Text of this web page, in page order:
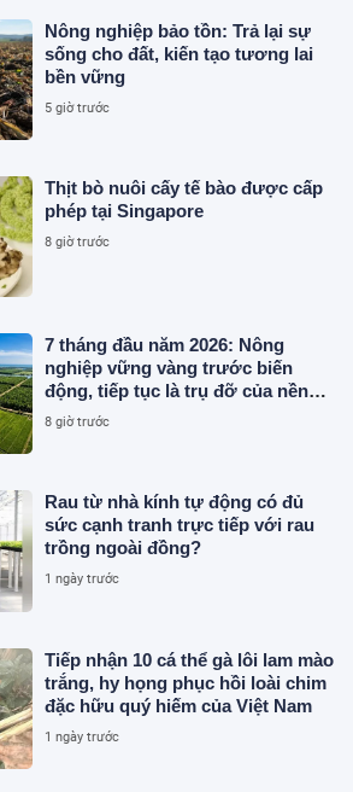
Nông nghiệp bảo tồn: Trả lại sự
sống cho đất, kiến tạo tương lai
bền vững
5 giờ trước
Thịt bò nuôi cấy tế bào được cấp
phép tại Singapore
8 giờ trước
7 tháng đầu năm 2026: Nông
nghiệp vững vàng trước biến
động, tiếp tục là trụ đỡ của nền
kinh tế
8 giờ trước
Rau từ nhà kính tự động có đủ
sức cạnh tranh trực tiếp với rau
trồng ngoài đồng?
1 ngày trước
Tiếp nhận 10 cá thể gà lôi lam mào
trắng, hy họng phục hồi loài chim
đặc hữu quý hiếm của Việt Nam
1 ngày trước